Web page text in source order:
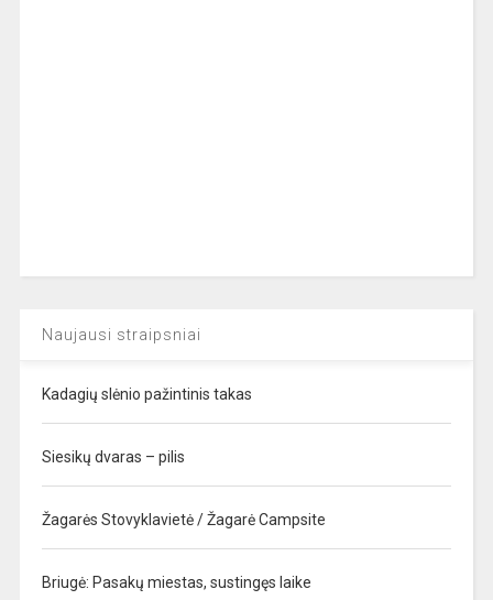
Naujausi straipsniai
Kadagių slėnio pažintinis takas
Siesikų dvaras – pilis
Žagarės Stovyklavietė / Žagarė Campsite
Briugė: Pasakų miestas, sustingęs laike